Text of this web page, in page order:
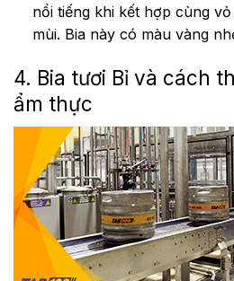
nổi tiếng khi kết hợp cùng
mùi. Bia này có màu vàng
4. Bia tươi Bỉ và cách
ẩm thực